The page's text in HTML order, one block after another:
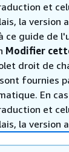
et
la version
ce guide de
Modifier
droit de
fournies
En
et
la version